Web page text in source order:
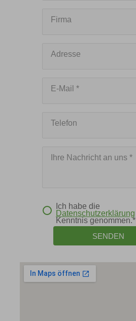
E-Mail *
SENDEN
Ihre Nachricht an uns *
Firma
Adresse
Telefon
Ich habe die
Datenschutzerklärung
Kenntnis genommen.*